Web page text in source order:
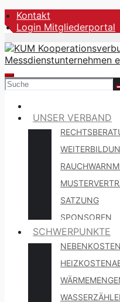
Zum
Inhalt
Kontakt
Login Mitgliederportal
UNSER VERBAND
SATZUNG
SPONSOREN
SCHWERPUNKTE